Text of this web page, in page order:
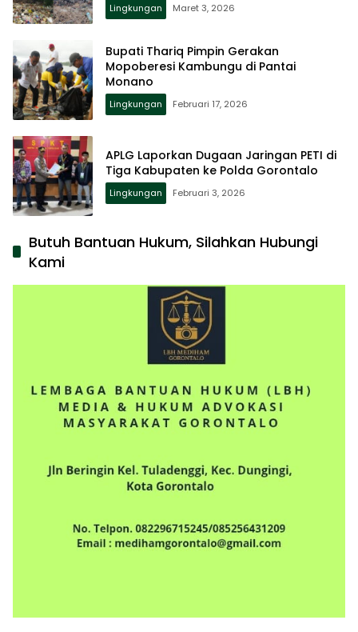
Lingkungan Maret 3, 2026
Bupati Thariq Pimpin Gerakan
Mopoberesi Kambungu di Pantai
Monano
Lingkungan Februari 17, 2026
APLG Laporkan Dugaan Jaringan PETI di
Tiga Kabupaten ke Polda Gorontalo
Lingkungan Februari 3, 2026
Butuh Bantuan Hukum, Silahkan Hubungi
Kami